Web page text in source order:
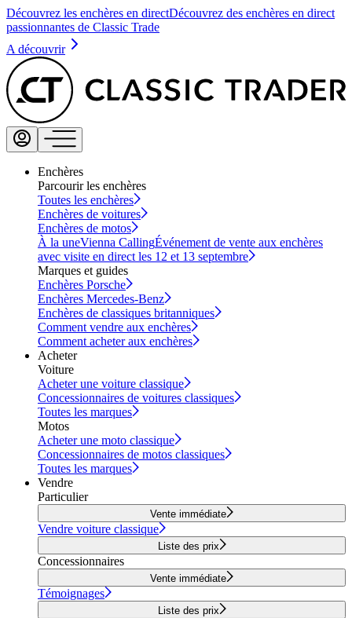
Découvrez les enchères en directDécouvrez des enchères en direct
passionnantes de Classic Trade
A découvrir
Enchères
Parcourir les enchères
Toutes les enchères
Enchères de voitures
Enchères de motos
À la uneVienna CallingÉvénement de vente aux enchères
avec visite en direct les 12 et 13 septembre
Marques et guides
Enchères Porsche
Enchères Mercedes-Benz
Enchères de classiques britanniques
Comment vendre aux enchères
Comment acheter aux enchères
Acheter
Voiture
Acheter une voiture classique
Concessionnaires de voitures classiques
Toutes les marques
Motos
Acheter une moto classique
Concessionnaires de motos classiques
Toutes les marques
Vendre
Particulier
Vente immédiate
Vendre voiture classique
Liste des prix
Concessionnaires
Vente immédiate
Témoignages
Liste des prix